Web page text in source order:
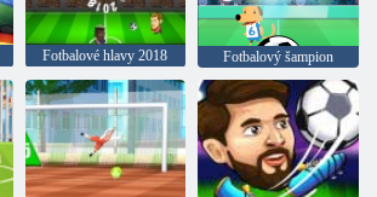
Fotbalové hlavy 2018 Fotbalový šampion